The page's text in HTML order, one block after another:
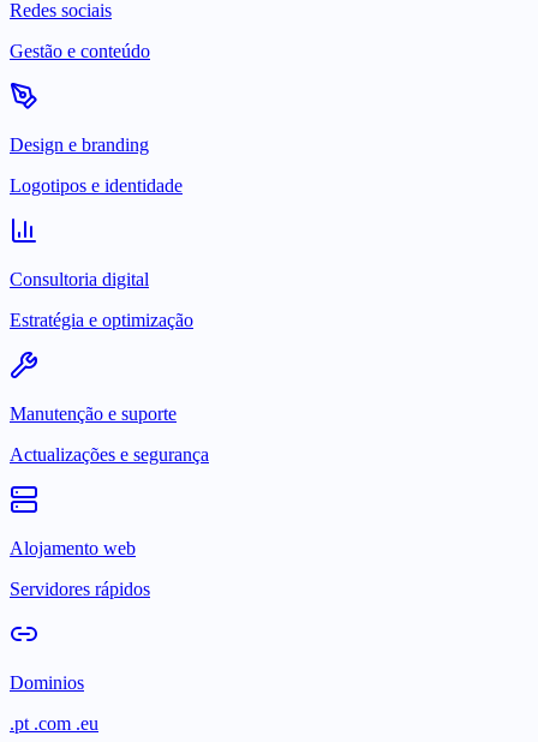
Redes sociais
Gestão e conteúdo
Design e branding
Logotipos e identidade
Consultoria digital
Estratégia e optimização
Manutenção e suporte
Actualizações e segurança
Alojamento web
Servidores rápidos
Dominios
.pt .com .eu